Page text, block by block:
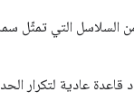
السلاسل التي تمثّل
قاعدة عادية لتكرار